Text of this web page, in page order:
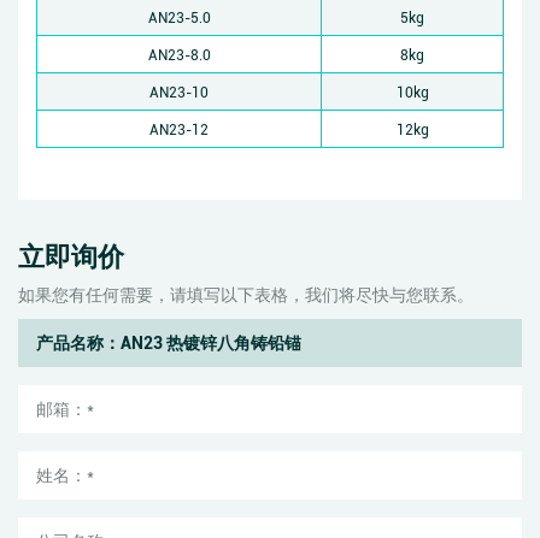
AN23-5.0
5kg
AN23-8.0
8kg
AN23-10
10kg
AN23-12
12kg
立即询价
如果您有任何需要，请填写以下表格，我们将尽快与您联系。